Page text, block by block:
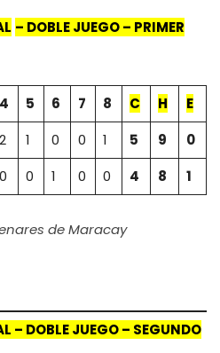
– DOBLE JUEGO – PRIMER
4 5 6 7 8 C H
E
2 1 0 0 1 5 9
0
0 0 1 0 0 4 8 1
de Maracay
– DOBLE JUEGO – SEGUNDO